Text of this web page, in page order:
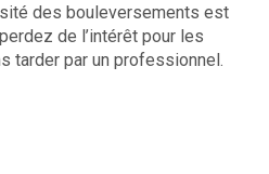
des bouleversements est
de l’intérêt pour les
tarder par un professionnel.